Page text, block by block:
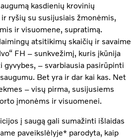
kasdienių krovinių
ryšių su susijusiais žmonėmis,
ir visuomene, supratimą.
atsitikimų skaičių ir savaime
FH – sunkvežimį, kuris įkūnija
gyvybes, – svarbiausia pasirūpinti
Bet yra ir dar kai kas. Net
– visų pirma, susijusiems
įmonėms ir visuomenei.
į saugą gali sumažinti išlaidas
paveikslėlyje* parodyta, kaip